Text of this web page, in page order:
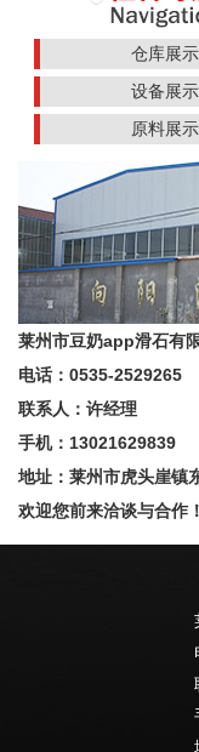
仓库展示
设备展示
原料展示
莱州市豆奶app滑石有
电话：0535-2529265
联系人：许经理
手机：13021629839
地址：莱州市虎头崖
欢迎您前来洽谈与合作！